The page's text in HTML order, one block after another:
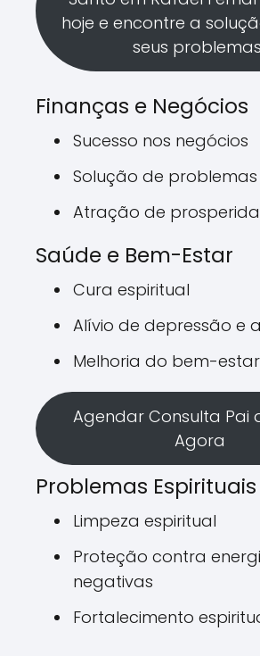
hoje e encontre a
seus
Finanças e Negócios
Sucesso nos negócios
Solução de
Atração de
Saúde e Bem-Estar
Cura espiritual
Alívio de depressão e
Melhoria do bem-
Agendar Consulta Pai
Agora
Problemas Espirituais
Limpeza espiritual
Proteção contra
negativas
Fortalecimento